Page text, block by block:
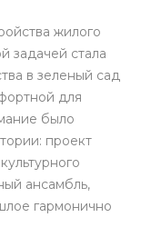
жилого
задачей стала
в зеленый сад
для
было
проект
ансамбль,
гармонично